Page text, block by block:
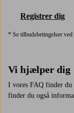
Registrer dig
* Se tilbudsbetingelser
Vi hjælper dig
I vores FAQ finder du
finder du også